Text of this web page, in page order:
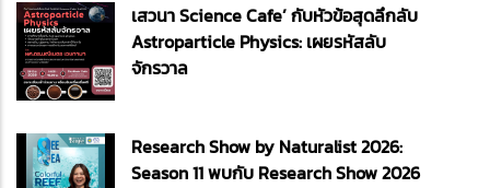
เสวนา Science Cafe’ กับหัวข้อสุดลึกลับ
Astroparticle Physics: เผยรหัสลับ
จักรวาล
Research Show by Naturalist 2026:
Season 11 พบกับ Research Show 2026